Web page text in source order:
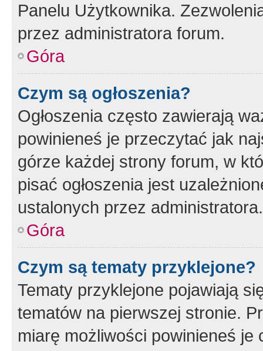
Panelu Użytkownika.
przez administratora forum.
Góra
Czym są ogłoszenia?
Ogłoszenia często zawierają
powinieneś je przeczytać jak
górze każdej strony forum, w
pisać ogłoszenia jest
ustalonych przez administratora.
Góra
Czym są tematy przyklejone?
Tematy przyklejone pojawiają
tematów na pierwszej stronie.
miarę możliwości powinieneś je